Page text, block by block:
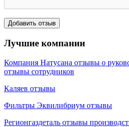
Лучшие компании
Компания Натусана отзывы о
отзывы сотрудников
Каляев отзывы
Фильтры Эквилибриум отзывы
Регионгаздеталь отзывы